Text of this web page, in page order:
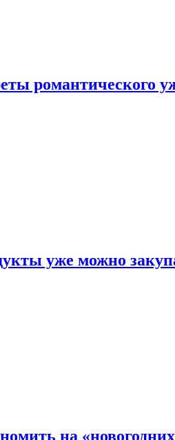
романтического
уже можно
на